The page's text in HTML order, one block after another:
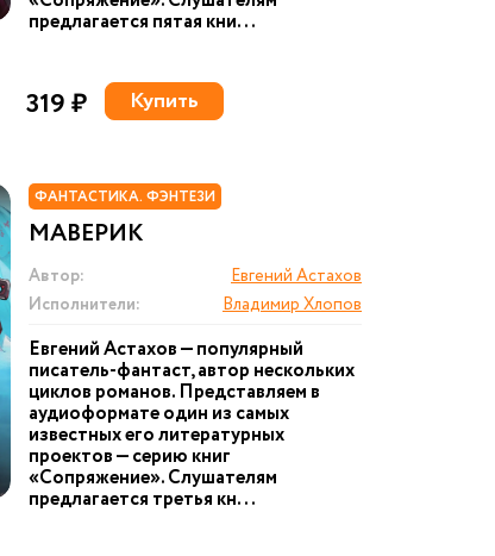
предлагается пятая кни...
319 ₽ Купить
ФАНТАСТИКА. ФЭНТЕЗИ
МАВЕРИК
Автор:
Евгений Астахов
Исполнители:
Владимир Хлопов
Евгений Астахов — популярный
писатель-фантаст, автор нескольких
циклов романов. Представляем в
аудиоформате один из самых
известных его литературных
проектов — серию книг
«Сопряжение». Слушателям
предлагается третья кн...